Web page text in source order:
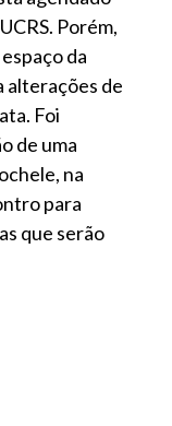
Porém,
da
alterações de
Foi
de uma
na
para
que serão